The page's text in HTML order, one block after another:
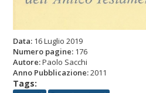
Data: 16 Luglio 2019
Numero pagine: 176
Autore:Paolo Sacchi
Anno Pubblicazione:2011
Tags: